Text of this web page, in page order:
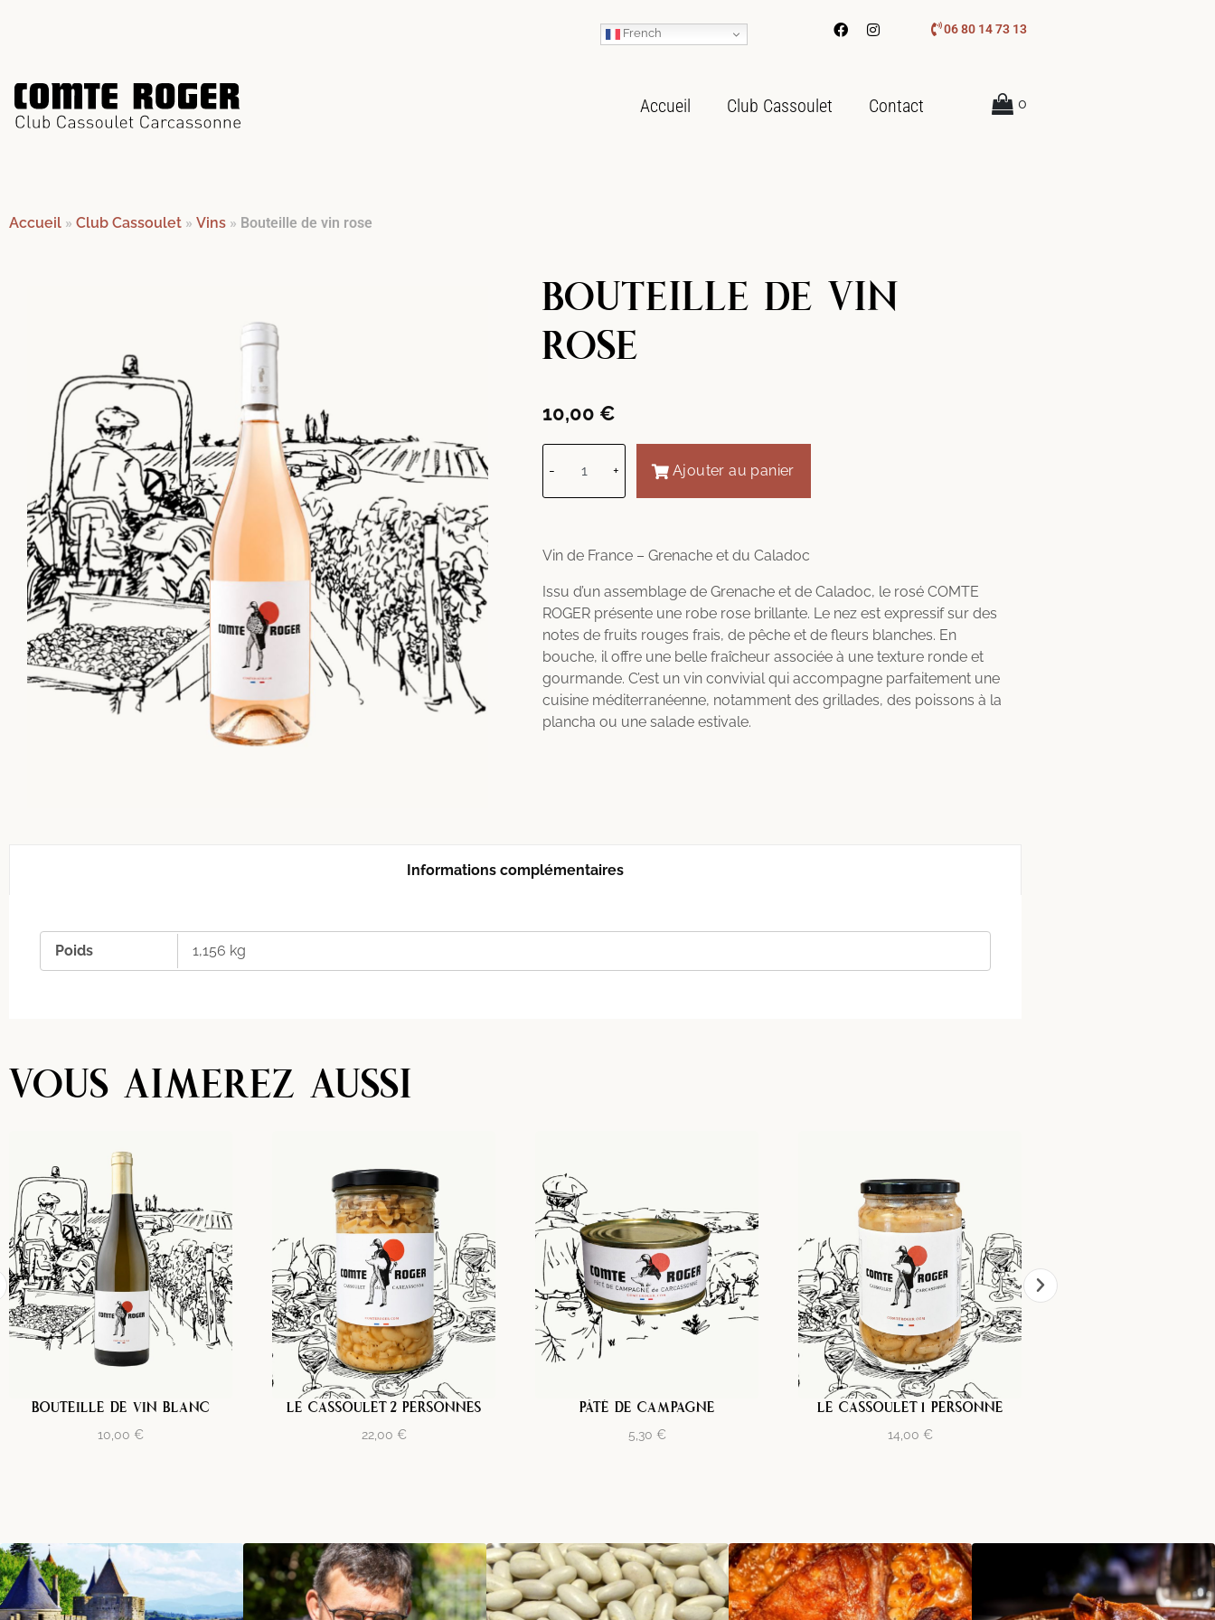
French 06 80 14 73 13
Accueil Club Cassoulet Contact 0
Accueil » Club Cassoulet » Vins » Bouteille de vin rose
BOUTEILLE DE VIN
ROSE
10,00 €
- + Ajouter au panier
Vin de France – Grenache et du Caladoc
Issu d’un assemblage de Grenache et de Caladoc, le rosé COMTE
ROGER présente une robe rose brillante. Le nez est expressif sur des
notes de fruits rouges frais, de pêche et de fleurs blanches. En
bouche, il offre une belle fraîcheur associée à une texture ronde et
gourmande. C’est un vin convivial qui accompagne parfaitement une
cuisine méditerranéenne, notamment des grillades, des poissons à la
plancha ou une salade estivale.
Informations complémentaires
Poids 1,156 kg
VOUS AIMEREZ AUSSI
BOUTEILLE DE VIN BLANC
10,00 €
LE CASSOULET 2 PERSONNES
22,00 €
PÂTÉ DE CAMPAGNE
5,30 €
LE CASSOULET 1 PERSONNE
14,00 €